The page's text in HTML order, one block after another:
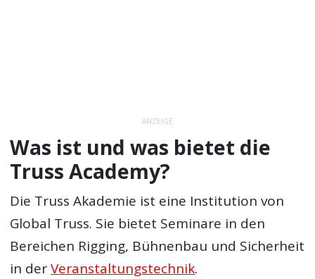
ANZEIGE
Was ist und was bietet die
Truss Academy?
Die Truss Akademie ist eine Institution von
Global Truss. Sie bietet Seminare in den
Bereichen Rigging, Bühnenbau und Sicherheit
in derVeranstaltungstechnik.